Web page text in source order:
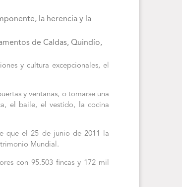
la herencia y la
de Caldas, Quindío,
y cultura excepcionales, el
y ventanas, o tomarse una
el baile, el vestido, la cocina
que el 25 de junio de 2011 la
Mundial.
con 95.503 fincas y 172 mil